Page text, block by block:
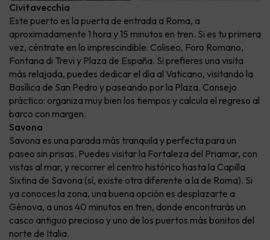
Civitavecchia
Este puerto es la puerta de entrada a Roma, a
aproximadamente 1 hora y 15 minutos en tren. Si es tu primera
vez, céntrate en lo imprescindible: Coliseo, Foro Romano,
Fontana di Trevi y Plaza de España. Si prefieres una visita
más relajada, puedes dedicar el día al Vaticano, visitando la
Basílica de San Pedro y paseando por la Plaza. Consejo
práctico: organiza muy bien los tiempos y calcula el regreso al
barco con margen.
Savona
Savona es una parada más tranquila y perfecta para un
paseo sin prisas. Puedes visitar la Fortaleza del Priamar, con
vistas al mar, y recorrer el centro histórico hasta la Capilla
Sixtina de Savona (sí, existe otra diferente a la de Roma). Si
ya conoces la zona, una buena opción es desplazarte a
Génova, a unos 40 minutos en tren, donde encontrarás un
casco antiguo precioso y uno de los puertos más bonitos del
norte de Italia.